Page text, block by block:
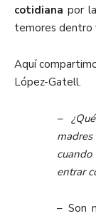
cotidiana por
temores dentro
Aquí
López-Gatell.
–
entrar
– Son